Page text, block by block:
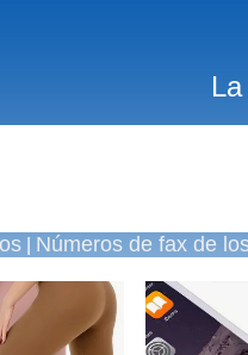
| Números de fax de